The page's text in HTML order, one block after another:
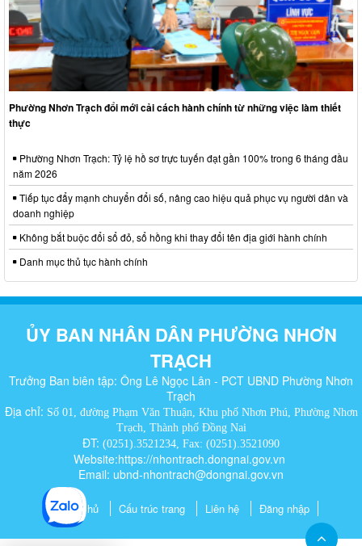
Phường Nhơn Trạch đổi mới cải cách hành chính từ những việc làm thiết
thực
Phường Nhơn Trạch: Tỷ lệ hồ sơ trực tuyến đạt gần 100% trong 6 tháng đầu
năm 2026
Tiếp tục đẩy mạnh chuyển đổi số, nâng cao hiệu quả phục vụ người dân và
doanh nghiệp
Không bắt buộc đổi sổ đỏ, sổ hồng khi thay đổi tên địa giới hành chính
Danh mục thủ tục hành chính
ỦY BAN NHÂN DÂN PHƯỜNG NHƠN
TRẠCH
Trưởng Ban biên tập: Ông Lê Ngọc Lân - PCT UBND Phường Nhơn
Trạch
Địa chỉ: Số 01, đường Phạm Văn Thuận, Khu phố Nhơn Phú, Phường Nhơn
Trạch, Thành phố Đồng Nai
ĐT: (0251).3521234, Fax: (0251).3521090
Website:https://nhontrach.dongnai.gov.vn
Email: ubnd-nhontrach@dongnai.gov.vn​
Trang chủ Cấu trúc trang Liên hệ Đăng nhập